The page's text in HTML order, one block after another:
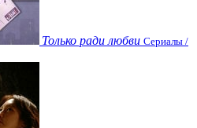
Только ради любви Сериалы /